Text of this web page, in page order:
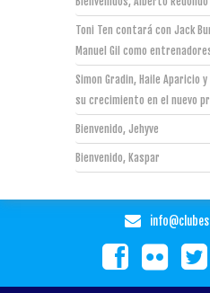
Toni Ten contará con Jack
Manuel Gil como
Simon Gradin, Haile Aparicio
su crecimiento en el nuevo
Bienvenido, Jehyve
Bienvenido, Kaspar